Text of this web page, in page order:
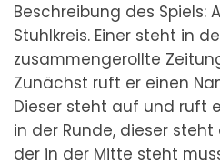
Beschreibung des Spiels:
Stuhlkreis. Einer steht in
zusammengerollte
Zunächst ruft er einen
Dieser steht auf und ruft
in der Runde, dieser steht
der in der Mitte steht